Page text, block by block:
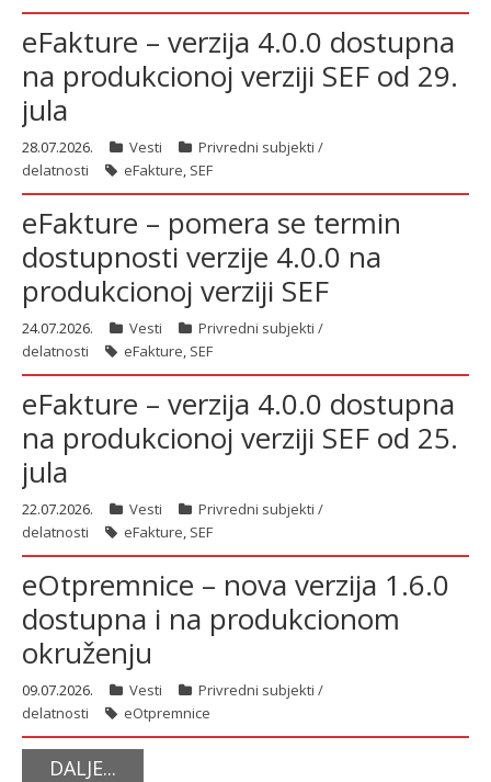
eFakture – verzija 4.0.0 dostupna
na produkcionoj verziji SEF od 29.
jula
28.07.2026. Vesti
Privredni subjekti /
delatnosti
eFakture, SEF
eFakture – pomera se termin
dostupnosti verzije 4.0.0 na
produkcionoj verziji SEF
24.07.2026. Vesti
Privredni subjekti /
delatnosti
eFakture, SEF
eFakture – verzija 4.0.0 dostupna
na produkcionoj verziji SEF od 25.
jula
22.07.2026. Vesti
Privredni subjekti /
delatnosti
eFakture, SEF
eOtpremnice – nova verzija 1.6.0
dostupna i na produkcionom
okruženju
09.07.2026. Vesti
Privredni subjekti /
delatnosti
eOtpremnice
DALJE...